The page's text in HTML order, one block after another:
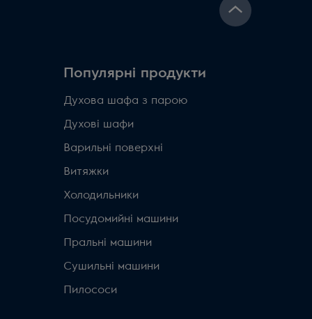
Популярні продукти
Духова шафа з парою
Духові шафи
Варильні поверхні
Витяжки
Холодильники
Посудомийні машини
Пральні машини
Сушильні машини
Пилососи